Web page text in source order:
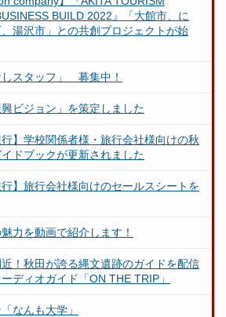
BUILD 2022』「大館市、に
湯沢市」との共創プロジェクトが始
しスタッフ」 募集中！
興ビジョン」を策定しました
行】学校関係者様・旅行会社様向けの秋
ドブックが更新されました
行】旅行会社様向けのセールスシートを
力を動画で紹介します！
！秋田が誇る縄文遺跡のガイドを配信
ディオガイド「ON THE TRIP」
なんも大学」